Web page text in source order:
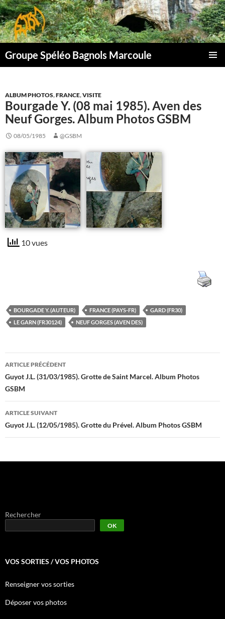
Aller
au
contenu
Groupe Spéléo Bagnols Marcoule
ALBUM PHOTOS,FRANCE,VISITE
Bourgade Y. (08 mai 1985). Aven des
Neuf Gorges. Album Photos GSBM
08/05/1985 @GSBM
10 vues
BOURGADE Y. (AUTEUR) FRANCE (PAYS-FR)
GARD (FR30)
LE GARN (FR30124)
NEUF GORGES (AVEN DES)
Navigation
des
articles
ARTICLE PRÉCÉDENT
Guyot J.L. (31/03/1985). Grotte de Saint Marcel. Album Photos
GSBM
ARTICLE SUIVANT
Guyot J.L. (12/05/1985). Grotte du Prével. Album Photos GSBM
Rechercher
OK
VOS SORTIES / VOS PHOTOS
Renseigner vos sorties
Déposer vos photos